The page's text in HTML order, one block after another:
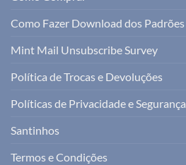
Como Fazer Download dos Padrões
Mint Mail Unsubscribe Survey
Política de Trocas e Devoluções
Políticas de Privacidade e Segurança
Santinhos
Termos e Condições